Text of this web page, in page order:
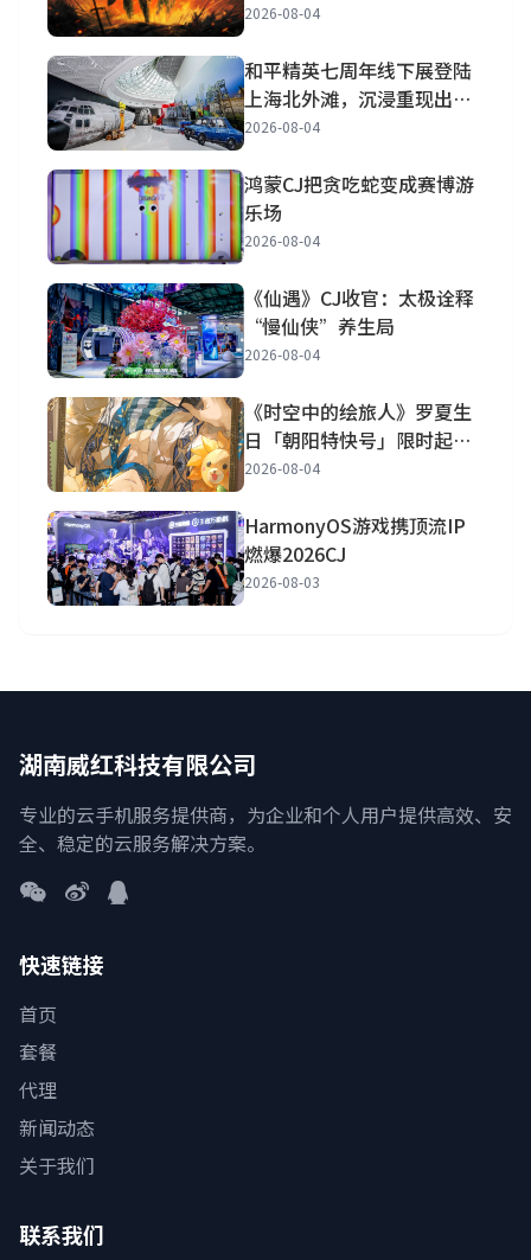
2026-08-04
和平精英七周年线下展登陆
上海北外滩，沉浸重现出生
岛
2026-08-04
鸿蒙CJ把贪吃蛇变成赛博游
乐场
2026-08-04
《仙遇》CJ收官：太极诠释
“慢仙侠”养生局
2026-08-04
《时空中的绘旅人》罗夏生
日「朝阳特快号」限时起
航！
2026-08-04
HarmonyOS游戏携顶流IP
燃爆2026CJ
2026-08-03
湖南威红科技有限公司
专业的云手机服务提供商，为企业和个人用户提供高效、安
全、稳定的云服务解决方案。
快速链接
首页
套餐
代理
新闻动态
关于我们
联系我们